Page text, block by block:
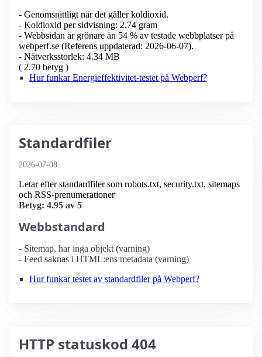
- Genomsnittligt när det gäller koldioxid.
- Koldioxid per sidvisning: 2.74 gram
- Webbsidan är grönare än 54 % av testade webbplatser på
webperf.se (Referens uppdaterad: 2026-06-07).
- Nätverksstorlek: 4.34 MB
( 2.70 betyg )
Hur funkar Energieffektivitet-testet på Webperf?
Standardfiler
2026-07-08
Letar efter standardfiler som robots.txt, security.txt, sitemaps
och RSS-prenumerationer
Betyg: 4.95 av 5
Webbstandard
- Sitemap, har inga objekt (varning)
- Feed saknas i HTML:ens metadata (varning)
Hur funkar testet av standardfiler på Webperf?
HTTP statuskod 404